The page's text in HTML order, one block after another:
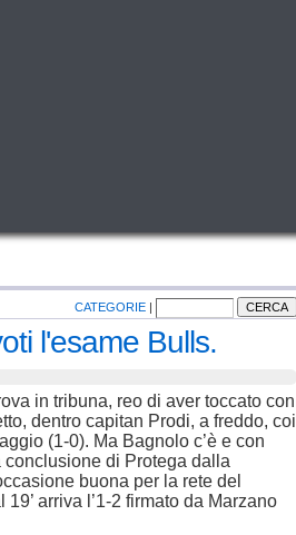
CATEGORIE |
l'esame Bulls.
in tribuna, reo di aver toccato con
dentro capitan Prodi, a freddo, coi
(1-0). Ma Bagnolo c’è e con
conclusione di Protega dalla
buona per la rete del
arriva l’1-2 firmato da Marzano